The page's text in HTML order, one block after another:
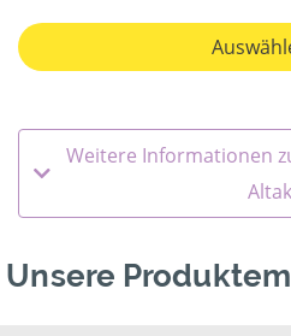
Weitere Informationen
Unsere